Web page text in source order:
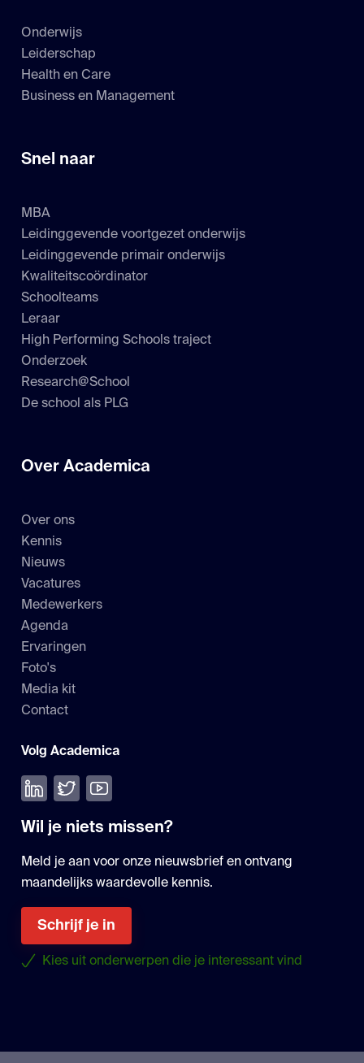
Onderwijs
Leiderschap
Health en Care
Business en Management
Snel naar
MBA
Leidinggevende voortgezet onderwijs
Leidinggevende primair onderwijs
Kwaliteitscoördinator
Schoolteams
Leraar
High Performing Schools traject
Onderzoek
Research@School
De school als PLG
Over Academica
Over ons
Kennis
Nieuws
Vacatures
Medewerkers
Agenda
Ervaringen
Foto's
Media kit
Contact
Volg Academica
Volg ons op LinkedIn
Volg ons op Twitter
Bekijk onze YouTube
Wil je niets missen?
Meld je aan voor onze nieuwsbrief en ontvang
maandelijks waardevolle kennis.
Schrijf je in
Kies uit onderwerpen die je interessant vind